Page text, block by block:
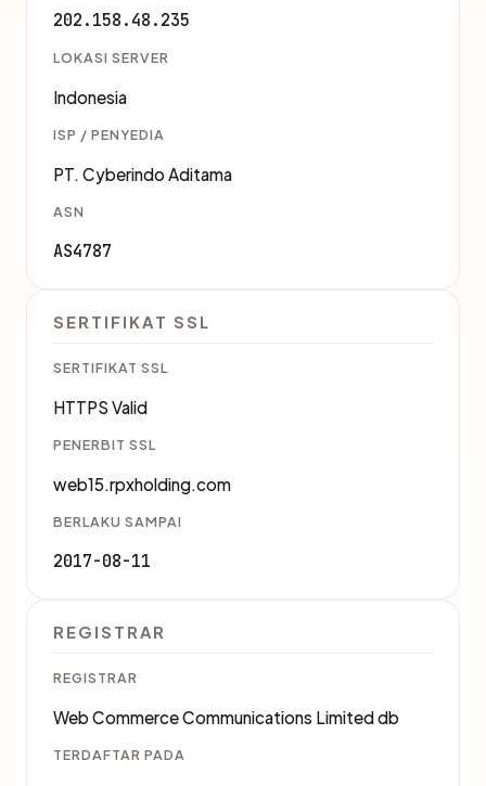
202.158.48.235
LOKASI SERVER
Indonesia
ISP / PENYEDIA
PT. Cyberindo Aditama
ASN
AS4787
SERTIFIKAT SSL
SERTIFIKAT SSL
HTTPS Valid
PENERBIT SSL
web15.rpxholding.com
BERLAKU SAMPAI
2017-08-11
REGISTRAR
REGISTRAR
Web Commerce Communications Limited db
TERDAFTAR PADA